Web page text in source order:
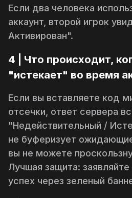
Если два человека
аккаунт, второй игрок
Активирован".
4 | Что происходит,
"истекает" во время
Если вы вставляете код
отсечки, ответ сервера
"Недействительный /
не буферизует
вы не можете
Лучшая защита:
успех через зеленый